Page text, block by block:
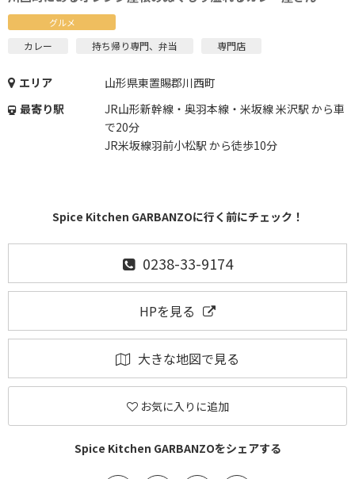
グルメ
カレー 持ち帰り専門、弁当 専門店
エリア
山形県東置賜郡川西町
最寄り駅
JR山形新幹線・奥羽本線・米坂線 米沢駅 から車
で20分
JR米坂線羽前小松駅 から徒歩10分
Spice Kitchen GARBANZOに行く前にチェック！
0238-33-9174
HPを見る
大きな地図で見る
お気に入りに追加
Spice Kitchen GARBANZOをシェアする